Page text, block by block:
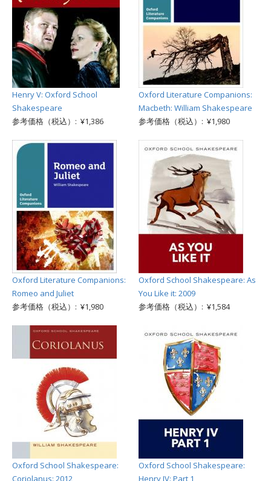
Henry V: Oxford School
Shakespeare
参考価格（税込）: ¥1,386
Oxford Literature Companions:
Macbeth: William Shakespeare
参考価格（税込）: ¥1,980
Oxford Literature Companions:
Romeo and Juliet
参考価格（税込）: ¥1,980
Oxford School Shakespeare: As
You Like it: 2009
参考価格（税込）: ¥1,584
Oxford School Shakespeare:
Coriolanus: 2012
Oxford School Shakespeare:
Henry IV: Part 1